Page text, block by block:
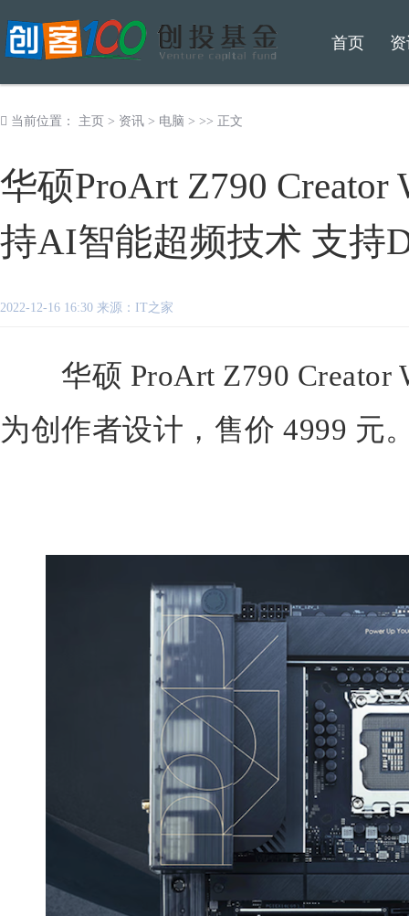
首页
当前位置： 主页 > 资讯 > 电脑 > >> 正文
华硕ProArt Z790
持AI智能超频技术 支持
2022-12-16 16:30 来源：IT之家
华硕 ProArt Z790 Creator
为创作者设计，售价 4999 元